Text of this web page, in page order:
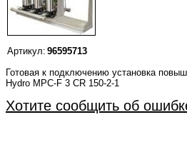
Артикул: 96595713
Готовая к подключению установка
Hydro MPC-F 3 CR 150-2-1
Хотите сообщить об